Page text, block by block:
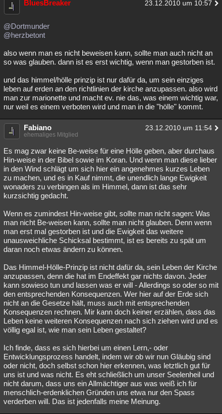
BluesBreaker 23.12.2010 um 10:57
@Dortmunder
@herzbetont
also wenn man es nicht beweisen kann, sollte man auch nicht an
so was glauben. dann ist es erst wichtig, wenn man gestorben ist.
und das himmel/hölle prinzip ist nur dafür da, um sein einziges
leben auf erden an den richtlinien der kirche anzupassen. also wird
man zur marionette und macht ev. nie das, was einem wichtig war,
nur weil es einem verboten wird und man in die "hölle" kommt.
Fabiano 23.12.2010 um 11:54
ehemaliges Mitglied
Es mag zwar keine Be-weise für eine Hölle geben, aber durchaus
Hin-weise in der Bibel sowie im Koran. Und wenn man diese lieber
in den Wind schlägt um sich hier ein angenehmes kurzes Leben
zu machen, und es in Kauf nimmt, die unendlich lange Ewigkeit
wonaders zu verbingen als im Himmel, dann ist das sehr
kurzsichtig gedacht.
Wenn es zumindest Hin-weise gibt, sollte man nicht sagen: Was
man nicht Be-weisen kann, sollte man nicht glauben. Denn wenn
man erst mal gestorben ist und die Ewigkeit das weitere
unausweichliche Schicksal bestimmt, ist es bereits zu spät um
daran noch etwas ändern zu können.
Das Himmel-Hölle-Prinzip ist nicht dafür da, sein Leben der Kirche
anzupassen, denn die hat im Endeffekt gar nichts davon. Jeder
kann sowieso tun und lassen was er will - Allerdings so oder so mit
den entsprechenden Konsequenzen. Wer hier auf der Erde sich
nicht an die Gesetze hält, muss auch mit entsprechenden
Konsequenzen rechnen. Mir kann doch keiner erzählen, dass das
Leben keine weiteren Konsequenzen nach sich ziehen wird und es
völlig egal ist, wie man sein Leben gestaltet?
Ich finde, dass es sich hierbei um einen Lern,- oder
Entwicklungsprozess handelt, indem wir ob wir nun Gläubig sind
oder nicht, doch selbst schon hier erkennen, was letztlich gut für
uns ist und was nicht. Es eht schließlich um unser Seelenheil und
nicht darum, dass uns ein Allmächtiger aus was weiß ich für
menschlich-erdenklichen Gründen uns etwa nur den Spass
verderben will. Das ist jedenfalls meine Meinung.